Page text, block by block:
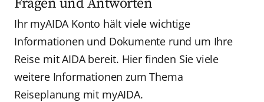
Ihr myAIDA Konto hält viele wichtige
Informationen und Dokumente rund um Ihre
Reise mit AIDA bereit. Hier finden Sie viele
weitere Informationen zum Thema
Reiseplanung mit myAIDA.